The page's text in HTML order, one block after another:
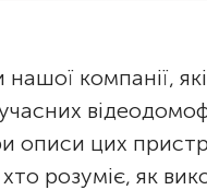
компанії,
описи цих
розуміє, як